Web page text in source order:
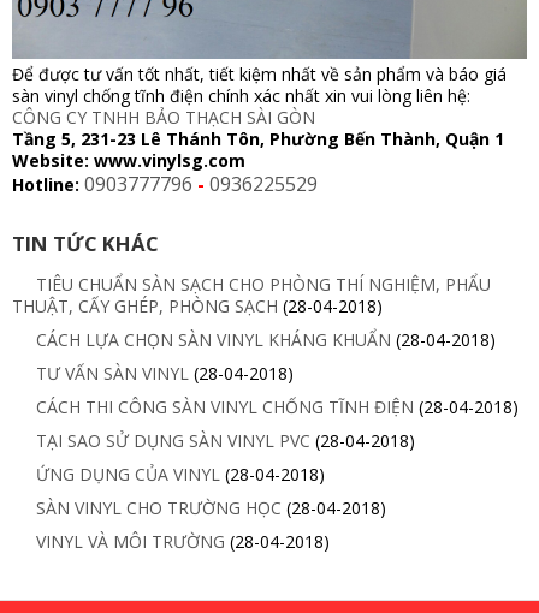
Để được tư vấn tốt nhất, tiết kiệm nhất về sản phẩm và báo giá
sàn vinyl chống tĩnh điện chính xác nhất xin vui lòng liên hệ:
CÔNG CY TNHH BẢO THẠCH SÀI GÒN
Tầng 5, 231-23 Lê Thánh Tôn, Phường Bến Thành, Quận 1
Website: www.vinylsg.com
Hotline: 0903777796 - 0936225529
TIN TỨC KHÁC
TIÊU CHUẨN SÀN SẠCH CHO PHÒNG THÍ NGHIỆM, PHẨU
THUẬT, CẤY GHÉP, PHÒNG SẠCH (28-04-2018)
CÁCH LỰA CHỌN SÀN VINYL KHÁNG KHUẨN (28-04-2018)
TƯ VẤN SÀN VINYL (28-04-2018)
CÁCH THI CÔNG SÀN VINYL CHỐNG TĨNH ĐIỆN (28-04-2018)
TẠI SAO SỬ DỤNG SÀN VINYL PVC (28-04-2018)
ỨNG DỤNG CỦA VINYL (28-04-2018)
SÀN VINYL CHO TRƯỜNG HỌC (28-04-2018)
VINYL VÀ MÔI TRƯỜNG (28-04-2018)